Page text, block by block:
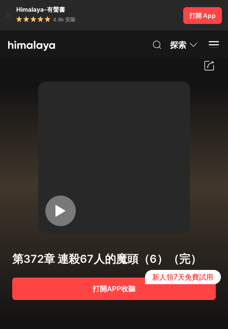
Himalaya-有聲書
4.8k 安裝
打開 App
探索
第372章 連殺67人的魔頭（6）（完）
打開APP收聽
新人領7天免費試用